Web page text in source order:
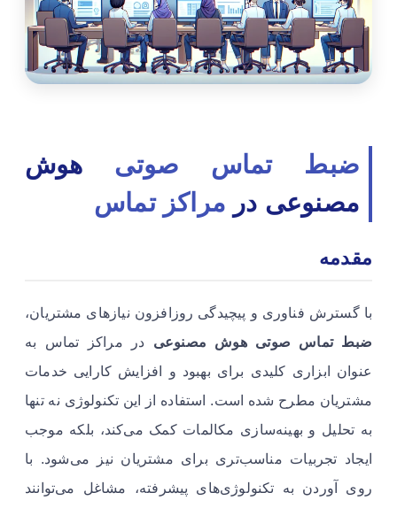
ضبط تماس صوتی هوش
مصنوعی در مراکز تماس
مقدمه
با گسترش فناوری و پیچیدگی روزافزون نیازهای مشتریان،
ضبط تماس صوتی هوش مصنوعی در مراکز تماس به
عنوان ابزاری کلیدی برای بهبود و افزایش کارایی خدمات
مشتریان مطرح شده است. استفاده از این تکنولوژی نه تنها
به تحلیل و بهینه‌سازی مکالمات کمک می‌کند، بلکه موجب
ایجاد تجربیات مناسب‌تری برای مشتریان نیز می‌شود. با
روی آوردن به تکنولوژی‌های پیشرفته، مشاغل می‌توانند